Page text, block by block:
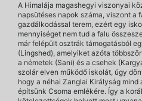
A Himalája magashegyi viszonyai
napsütéses napok száma, viszont a
gazdálkodással terem, ezért egy
mennyiséget nem tud a falu
már felépült osztrák támogatásból
(Lingshed), amelyiket azóta
a németek (Sani) és a csehek
szolár elven működő iskolát, úgy
hogy a néhai Zanglai Királyság
építsünk Csoma emlékére. Így a